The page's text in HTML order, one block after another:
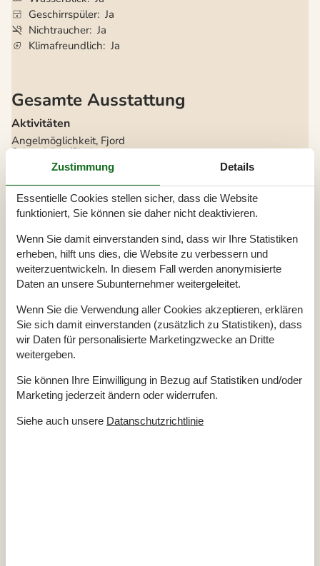
Geschirrspüler Ja
Nichtraucher Ja
Klimafreundlich Ja
Gesamte Ausstattung
Aktivitäten
Angelmöglichkeit, Fjord
Schutzhütte/Shelter
Badezimmer
TOILETTE. Heißes und kaltes Wasser
Diverse
Alternative Heizung, Wärmepumpe
Anzahl Haustiere 2
Anzahl Hochstühle 1
Anzahl kostenloser Kinder (<4 Jahre) 2
Baujahr 2022
Baumaterial: Stein
Ferienhaus
109 m²
Fördeblick
Haustiere Ja 2
Heizung, Elektroheizung
Self-Service-Check-in
Staubsauger
Wasser inkl.
Winterfest
Draußen
Zustimmung Details
Essentielle Cookies stellen sicher, dass die Website
funktioniert, Sie können sie daher nicht deaktivieren.
Wenn Sie damit einverstanden sind, dass wir Ihre Statistiken
erheben, hilft uns dies, die Website zu verbessern und
weiterzuentwickeln. In diesem Fall werden anonymisierte
Daten an unsere Subunternehmer weitergeleitet.
Wenn Sie die Verwendung aller Cookies akzeptieren, erklären
Sie sich damit einverstanden (zusätzlich zu Statistiken), dass
wir Daten für personalisierte Marketingzwecke an Dritte
weitergeben.
Sie können Ihre Einwilligung in Bezug auf Statistiken und/oder
Marketing jederzeit ändern oder widerrufen.
Siehe auch unsere Datanschutzrichtlinie